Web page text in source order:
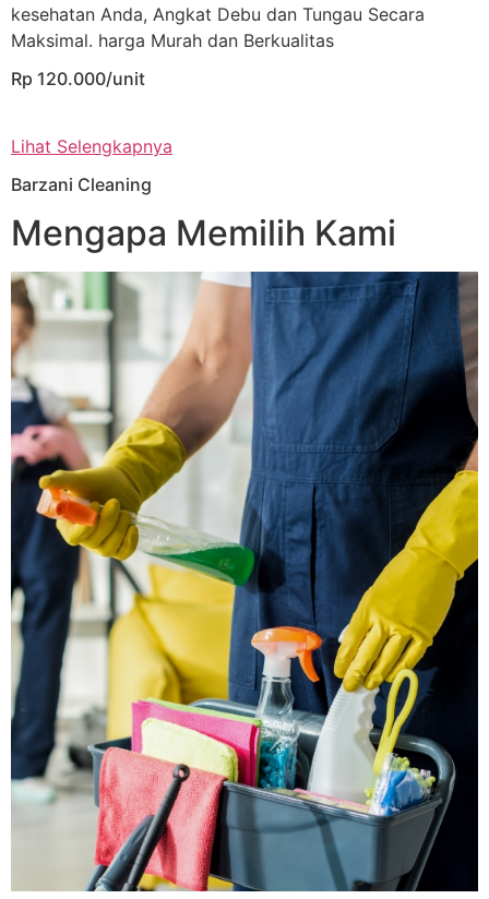
kesehatan Anda, Angkat Debu dan Tungau Secara
Maksimal. harga Murah dan Berkualitas
Rp 120.000/unit
Lihat Selengkapnya
Barzani Cleaning
Mengapa Memilih Kami